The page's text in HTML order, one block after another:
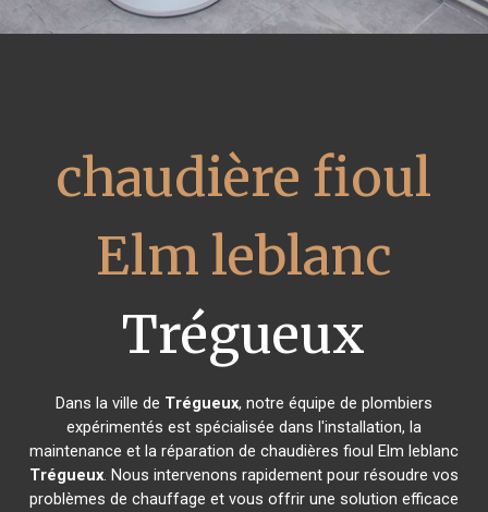
chaudière fioul
Elm leblanc
Trégueux
Dans la ville de Trégueux, notre équipe de plombiers
expérimentés est spécialisée dans l'installation, la
maintenance et la réparation de chaudières fioul Elm leblanc
Trégueux. Nous intervenons rapidement pour résoudre vos
problèmes de chauffage et vous offrir une solution efficace